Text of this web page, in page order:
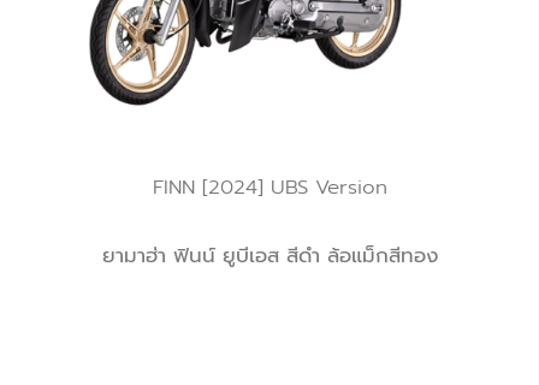
FINN [2024] UBS Version
ยามาฮ่า ฟินน์ ยูบีเอส สีดำ ล้อแม็กสีทอง